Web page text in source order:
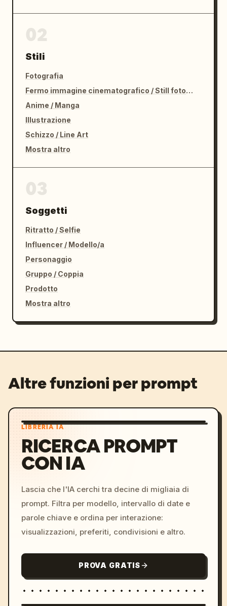
Stili
Fotografia
Fermo immagine cinematografico / Still fotografico
Anime / Manga
Illustrazione
Schizzo / Line Art
Mostra altro
Soggetti
Ritratto / Selfie
Influencer / Modello/a
Personaggio
Gruppo / Coppia
Prodotto
Mostra altro
Altre funzioni per prompt
LIBRERIA IA
RICERCA PROMPT
CON IA
Lascia che l'IA cerchi tra decine di migliaia di
prompt. Filtra per modello, intervallo di date e
parole chiave e ordina per interazione:
visualizzazioni, preferiti, condivisioni e altro.
PROVA GRATIS